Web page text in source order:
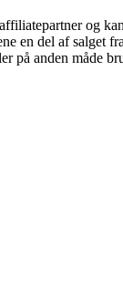
og
en del af salget
på anden måde